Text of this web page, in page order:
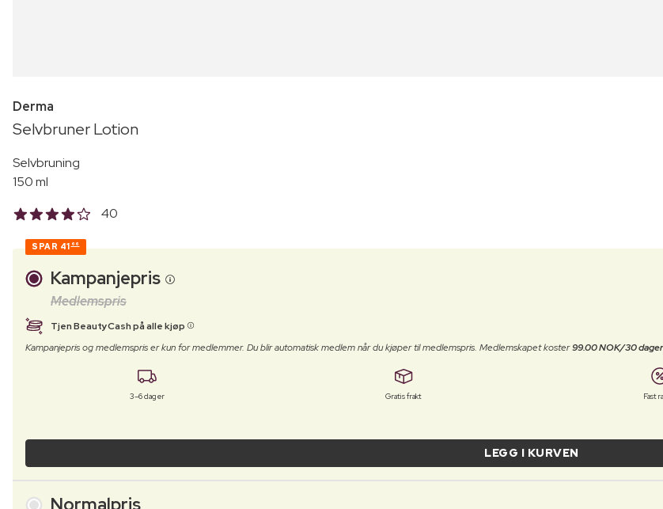
Derma
Selvbruner Lotion
Selvbruning
150 ml
40
SPAR 41 66
Kampanjepris
Medlemspris
Tjen BeautyCash på alle kjøp
Kampanjepris og medlemspris er kun for medlemmer. Du blir automatisk medlem når du kjøper til medlemspris. Medlemskapet koster99.00 NOK/30 dager
3–6 dager Gratis frakt Fast
LEGG I KURVEN
Normalpris